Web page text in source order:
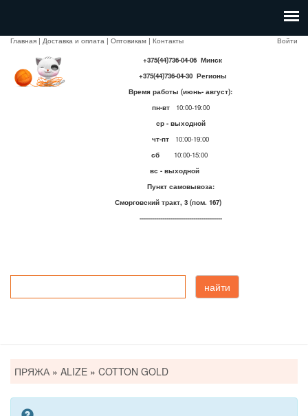
Главная | Доставка и оплата | Оптовикам | Контакты
Войти
+375(44)736-04-06 Минск
+375(44)736-04-30 Регионы
Время работы (июнь- август):
пн-вт
10:00-19:00
ср - выходной
чт-пт 10:00-19:00
сб
10:00-15:00
вс - выходной
Пункт самовывоза:
Сморговский тракт, 3 (пом. 167)
----------------------------------------
найти
здесь
ПРЯЖА » ALIZE » COTTON GOLD